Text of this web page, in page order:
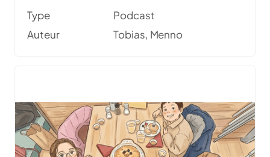
precies? En misschien nog belangrijker:
welke van de twee is eigenlijk erger?
Type
Podcast
Auteur
Tobias, Menno